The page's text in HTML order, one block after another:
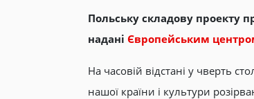
Польську складову проекту
надані Європейським
На часовій відстані у чверть
нашої країни і культури